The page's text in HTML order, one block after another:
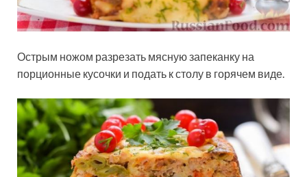
Острым ножом разрезать мясную запеканку на
порционные кусочки и подать к столу в горячем виде.